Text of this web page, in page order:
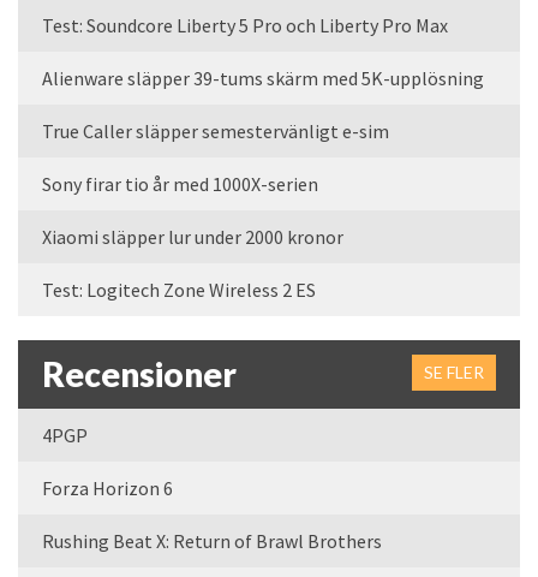
Test: Soundcore Liberty 5 Pro och Liberty Pro Max
Alienware släpper 39-tums skärm med 5K-upplösning
True Caller släpper semestervänligt e-sim
Sony firar tio år med 1000X-serien
Xiaomi släpper lur under 2000 kronor
Test: Logitech Zone Wireless 2 ES
Recensioner SE FLER
4PGP
Forza Horizon 6
Rushing Beat X: Return of Brawl Brothers